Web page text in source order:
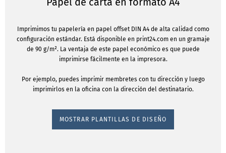
Imprimimos tu papelería en papel offset DIN A4 de alta calidad como
configuración estándar. Está disponible en print24.com en un gramaje
de 90 g/m². La ventaja de este papel económico es que puede
imprimirse fácilmente en la impresora.
Por ejemplo, puedes imprimir membretes con tu dirección y luego
imprimirlos en la oficina con la dirección del destinatario.
MOSTRAR PLANTILLAS DE DISEÑO